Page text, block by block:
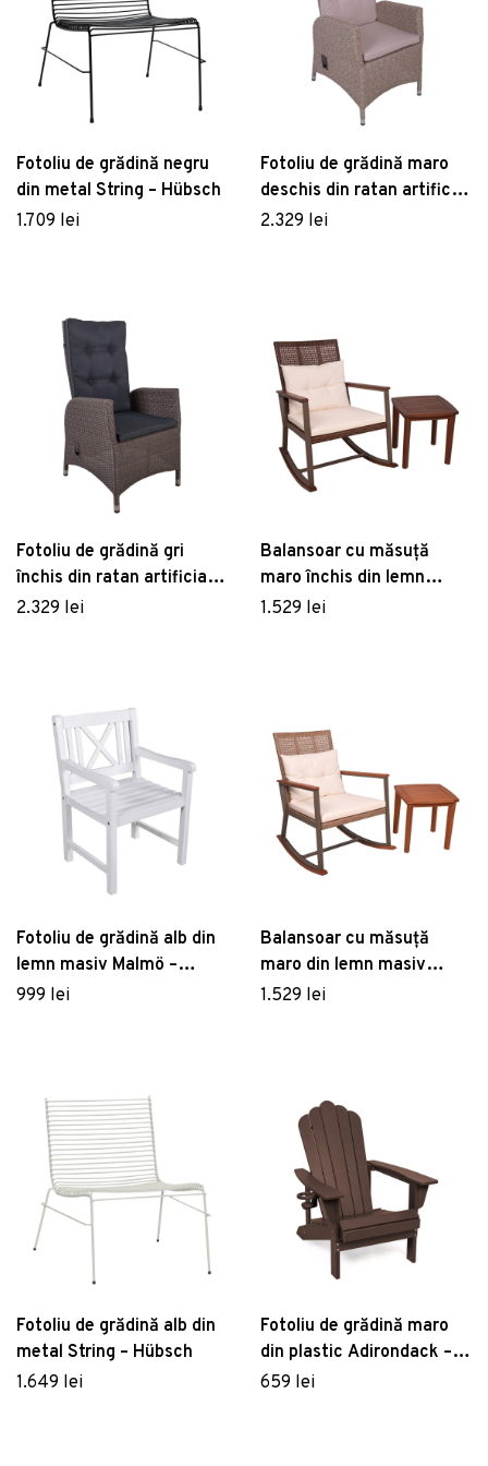
Fotoliu de grădină negru
din metal String – Hübsch
1.709 lei
Fotoliu de grădină maro
deschis din ratan artificial
Braga – Garden Pleasure
2.329 lei
Fotoliu de grădină gri
închis din ratan artificial
Braga – Garden Pleasure
2.329 lei
Balansoar cu măsuță
maro închis din lemn
masiv Sinaloa – Garden
1.529 lei
Fotoliu de grădină alb din
lemn masiv Malmö –
Garden Pleasure
999 lei
Balansoar cu măsuță
maro din lemn masiv
Sinaloa – Garden Pleasure
1.529 lei
Fotoliu de grădină alb din
metal String – Hübsch
1.649 lei
Fotoliu de grădină maro
din plastic Adirondack –
Bonami Selection
659 lei